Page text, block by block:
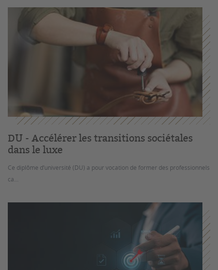
DU - Accélérer les transitions sociétales
dans le luxe
Ce diplôme d’université (DU) a pour vocation de former des professionnels
ca...